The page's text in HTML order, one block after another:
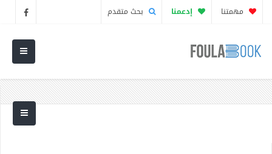
مهمتنا إدعمنا بحث متقدم